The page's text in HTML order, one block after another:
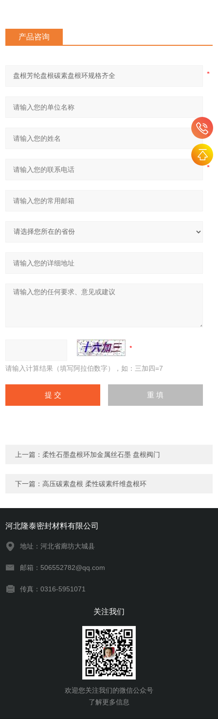
产品咨询
请输入计算结果（填写阿拉伯数字），如：三加四=7
上一篇：柔性石墨盘根环加金属丝石墨 盘根阀门
下一篇：高压碳素盘根 柔性碳素纤维盘根环
河北隆泰密封材料有限公司
地址：河北省廊坊大城县
邮箱：506552782@qq.com
传真：0316-5951071
关注我们
欢迎您关注我们的微信公众号
了解更多信息